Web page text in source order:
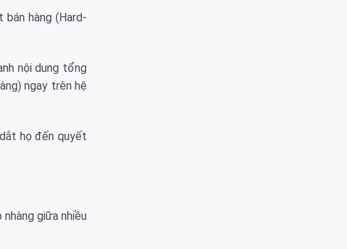
bán hàng (Hard-
nội dung tổng
ngay trên hệ
họ đến quyết
giữa nhiều